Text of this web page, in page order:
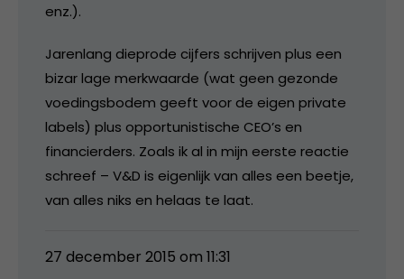
enz.).
Jarenlang dieprode cijfers schrijven plus een
bizar lage merkwaarde (wat geen gezonde
voedingsbodem geeft voor de eigen private
labels) plus opportunistische CEO’s en
financierders. Zoals ik al in mijn eerste reactie
schreef – V&D is eigenlijk van alles een beetje,
van alles niks en helaas te laat.
27 december 2015 om 11:31